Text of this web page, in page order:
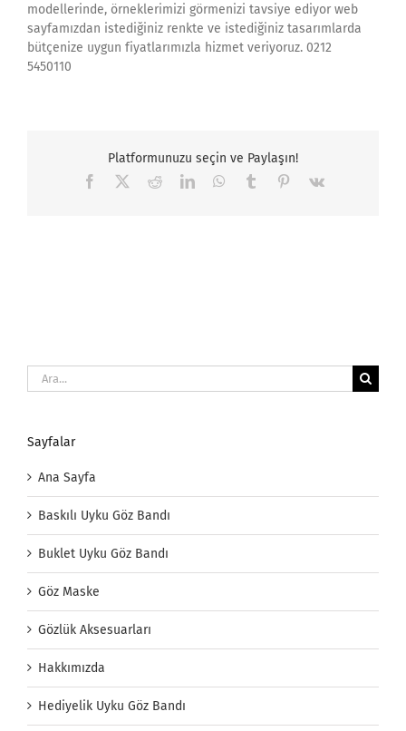
modellerinde, örneklerimizi görmenizi tavsiye ediyor web
sayfamızdan istediğiniz renkte ve istediğiniz tasarımlarda
bütçenize uygun fiyatlarımızla hizmet veriyoruz. 0212
5450110
Platformunuzu seçin ve Paylaşın!
Facebook RedditLinkedInWhatsApp
Tumblr Pinterest
Vk
Ara:
Sayfalar
Ana Sayfa
Baskılı Uyku Göz Bandı
Buklet Uyku Göz Bandı
Göz Maske
Gözlük Aksesuarları
Hakkımızda
Hediyelik Uyku Göz Bandı